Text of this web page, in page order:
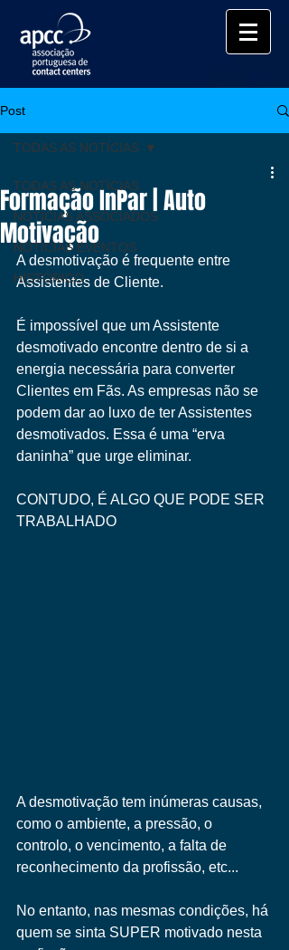
Post
TODAS AS NOTÍCIAS
NOTÍCIAS ASSOCIADOS
NOTÍCIAS EVENTOS
HISTÓRICO
TODAS AS NOTÍCIAS
Formação InPar | Auto
Motivação
A desmotivação é frequente entre
Assistentes de Cliente.
É impossível que um Assistente
desmotivado encontre dentro de si a
energia necessária para converter
Clientes em Fãs. As empresas não se
podem dar ao luxo de ter Assistentes
desmotivados. Essa é uma “erva
daninha” que urge eliminar.
CONTUDO, É ALGO QUE PODE SER
TRABALHADO
A desmotivação tem inúmeras causas,
como o ambiente, a pressão, o
controlo, o vencimento, a falta de
reconhecimento da profissão, etc...
No entanto, nas mesmas condições, há
quem se sinta SUPER motivado nesta